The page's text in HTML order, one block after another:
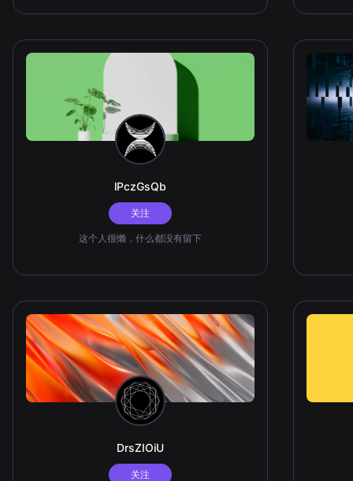
lPczGsQb
关注
这个人很懒，什么都没有留下
DrsZIOiU
关注